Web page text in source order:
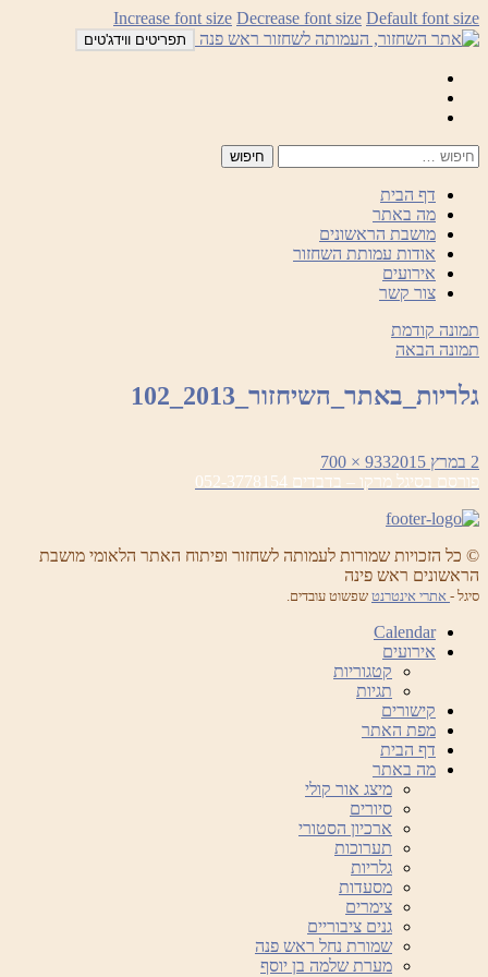
לדלג
לתוכן
Increase font size Decrease font size Default font size
תפריטים ווידג'טים
דף הבית
מה באתר
מושבת הראשונים
אודות עמותת השחזור
אירועים
צור קשר
תמונה קודמת
תמונה הבאה
גלריות_באתר_השיחזור_2013_102
פורסם
בתאריך
2 במרץ 2015
מסך
מלא
933 × 700
ניווט
פורסם בסיגל מרקו – בדבדים 052-3778154
© כל הזכויות שמורות לעמותה לשחזור ופיתוח האתר הלאומי מושבת
הראשונים ראש פינה
סיגל - אתרי אינטרנט שפשוט עובדים.
Calendar
אירועים
קטגוריות
תגיות
קישורים
מפת האתר
דף הבית
מה באתר
מיצג אור קולי
סיורים
ארכיון הסטורי
תערוכות
גלריות
מסעדות
צימרים
גנים ציבוריים
שמורת נחל ראש פנה
מערת שלמה בן יוסף